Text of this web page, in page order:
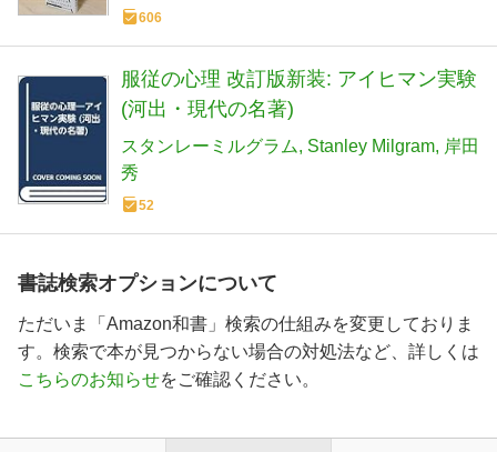
606
服従の心理 改訂版新装: アイヒマン実験
(河出・現代の名著)
スタンレーミルグラム Stanley Milgram 岸田
秀
52
書誌検索オプションについて
ただいま「Amazon和書」検索の仕組みを変更しておりま
す。検索で本が見つからない場合の対処法など、詳しくは
こちらのお知らせをご確認ください。